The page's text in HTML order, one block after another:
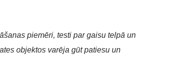
piemēri, testi par gaisu telpā un
objektos varēja gūt patiesu un